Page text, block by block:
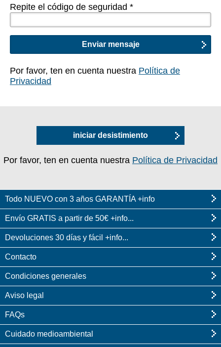
Repite el código de seguridad *
Por favor, ten en cuenta nuestra Política de
Privacidad
iniciar desistimiento
Por favor, ten en cuenta nuestra Política de Privacidad
Todo NUEVO con 3 años GARANTÍA +info
Envío GRATIS a partir de 50€ +info...
Devoluciones 30 días y fácil +info...
Contacto
Condiciones generales
Aviso legal
FAQs
Cuidado medioambiental